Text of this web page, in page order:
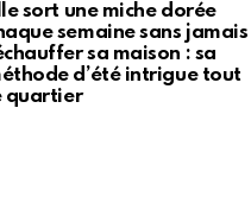
sort une miche dorée
semaine sans jamais
sa maison : sa
d’été intrigue tout
quartier